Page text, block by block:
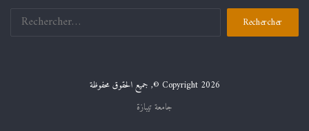
Rechercher :
جميع الحقوق محفوظة ,© Copyright 2026
جامعة تيبازة